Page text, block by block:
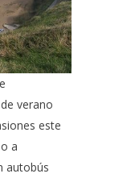
verano
este
a
autobús